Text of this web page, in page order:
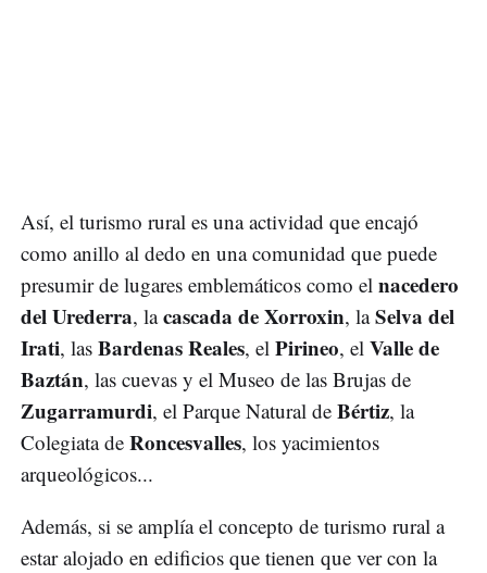
Así, el turismo rural es una actividad que encajó
como anillo al dedo en una comunidad que puede
presumir de lugares emblemáticos como el nacedero
del Urederra, lacascada de Xorroxin, laSelva del
Irati, las Bardenas Reales, el Pirineo, el Valle de
Baztán, las cuevas y el Museo de las Brujas de
Zugarramurdi, el Parque Natural de Bértiz, la
Colegiata de Roncesvalles, los yacimientos
arqueológicos...
Además, si se amplía el concepto de turismo rural a
estar alojado en edificios que tienen que ver con la